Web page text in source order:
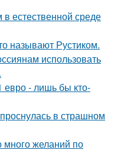
естественной среде
называют Рустиком.
использовать
евро - лишь бы кто-
в страшном
много желаний по